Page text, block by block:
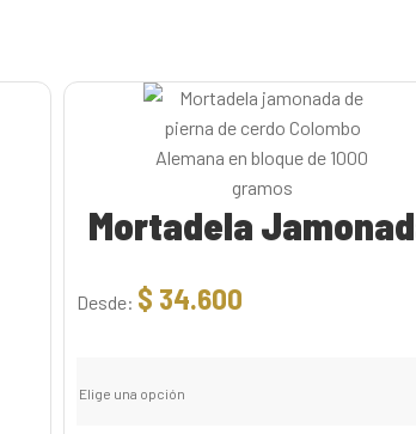
Mortadela
Desde: $ 34.600
Elige una opción